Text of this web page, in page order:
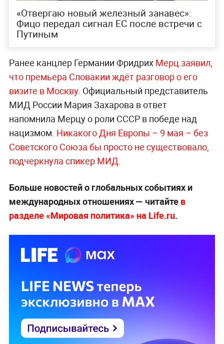
«Отвергаю новый железный занавес»:
Фицо передал сигнал ЕС после встречи с
Путиным
Ранее канцлер Германии Фридрих Мерц заявил,
что премьера Словакии ждёт разговор о его
визите в Москву. Официальный представитель
МИД России Мария Захарова в ответ
напомнила Мерцу о роли СССР в победе над
нацизмом. Никакого Дня Европы – 9 мая – без
Советского Союза бы просто не существовало,
подчеркнула спикер МИД.
Больше новостей о глобальных событиях и
международных отношениях — читайте в
разделе «Мировая политика» на Life.ru.